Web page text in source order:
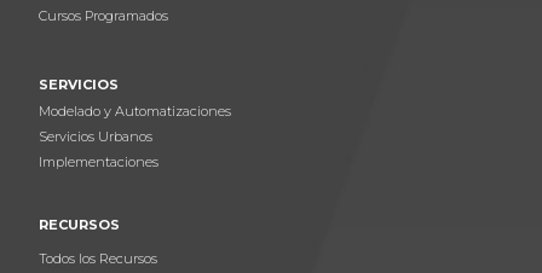
Cursos Programados
SERVICIOS
Modelado y Automatizaciones
Servicios Urbanos
Implementaciones
RECURSOS
Todos los Recursos